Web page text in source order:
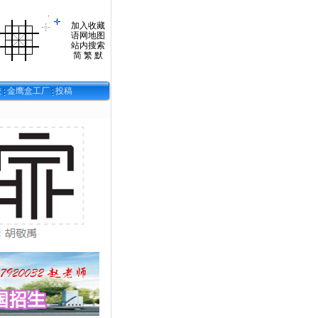
加入收藏
语网地图
站内搜索
简 繁 默
金鹰盒工厂 投稿